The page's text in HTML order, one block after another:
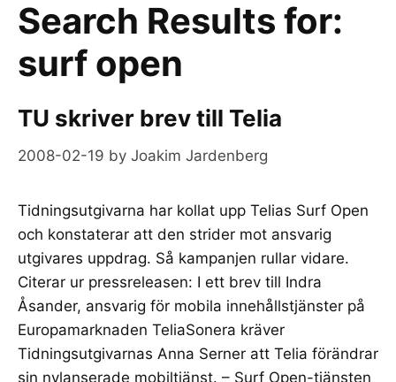
Search Results for:
surf open
TU skriver brev till Telia
2008-02-19 by Joakim Jardenberg
Tidningsutgivarna har kollat upp Telias Surf Open
och konstaterar att den strider mot ansvarig
utgivares uppdrag. Så kampanjen rullar vidare.
Citerar ur pressreleasen: I ett brev till Indra
Åsander, ansvarig för mobila innehållstjänster på
Europamarknaden TeliaSonera kräver
Tidningsutgivarnas Anna Serner att Telia förändrar
sin nylanserade mobiltjänst. – Surf Open-tjänsten